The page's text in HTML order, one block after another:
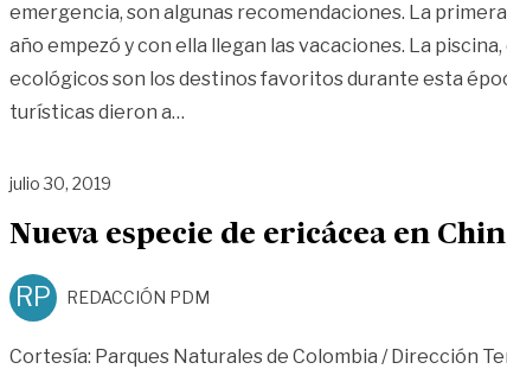
emergencia, son algunas recomendaciones. La
año empezó y con ella llegan las vacaciones. La
ecológicos son los destinos favoritos durante esta
turísticas dieron a…
julio 30, 2019
Nueva especie de ericácea en
RP REDACCIÓN PDM
Cortesía: Parques Naturales de Colombia / Dirección